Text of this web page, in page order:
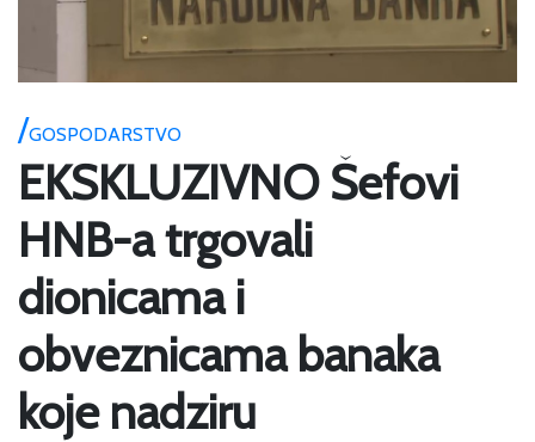
GOSPODARSTVO
EKSKLUZIVNO Šefovi
HNB-a trgovali
dionicama i
obveznicama banaka
koje nadziru